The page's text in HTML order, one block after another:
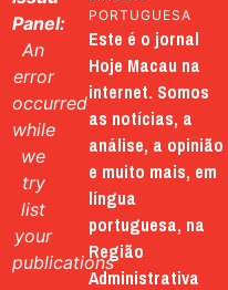
Panel:
An
error
occurred
while
we
try
list
your
publications
PORTUGUESA
Este é o jornal
Hoje Macau na
internet. Somos
as notícias, a
análise, a opinião
e muito mais, em
língua
portuguesa, na
Região
Administrativa